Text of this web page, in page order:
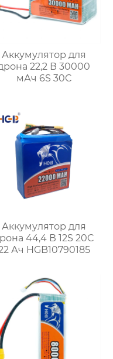
Аккумулятор для
22,2 В 30000
мАч 6S 30C
Аккумулятор для
44,4 В 12S 20C
Ач HGB10790185